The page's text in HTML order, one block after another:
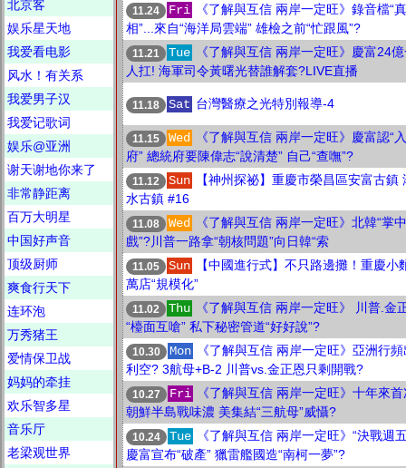
北京客
娱乐星天地
我爱看电影
风水！有关系
我爱男子汉
我爱记歌词
娱乐@亚洲
谢天谢地你来了
非常静距离
百万大明星
中国好声音
顶级厨师
爽食行天下
连环泡
万秀猪王
爱情保卫战
妈妈的牵挂
欢乐智多星
音乐厅
老梁观世界
11.24 Fri
《了解與互信 兩岸一定旺》錄音檔“真
相”...來自“海洋局雲端” 雄檢之前“忙跟風”?
11.21 Tue
《了解與互信 兩岸一定旺》慶富24
人扛! 海軍司令黃曙光替誰解套?LIVE直播
11.18 Sat 台灣醫療之光特別報導-4
11.15 Wed
《了解與互信 兩岸一定旺》慶富認“
府” 總統府要陳偉志“說清楚” 自己“查嘸”?
11.12 Sun
【神州探祕】重慶市榮昌區安富古鎮
水古鎮 #16
11.08 Wed
《了解與互信 兩岸一定旺》北韓“掌中
戲”?川普一路拿“朝核問題”向日韓“索
11.05 Sun
【中國進行式】不只路邊攤！重慶小
萬店“規模化”
11.02 Thu
《了解與互信 兩岸一定旺》 川普.金
“檯面互嗆” 私下秘密管道“好好說”?
10.30 Mon
《了解與互信 兩岸一定旺》亞洲行頻
利空? 3航母+B-2 川普vs.金正恩只剩開戰?
10.27 Fri
《了解與互信 兩岸一定旺》十年來
朝鮮半島戰味濃 美集結“三航母”威懾?
10.24 Tue
《了解與互信 兩岸一定旺》“決戰週
慶富宣布“破產” 獵雷艦國造“南柯一夢”?